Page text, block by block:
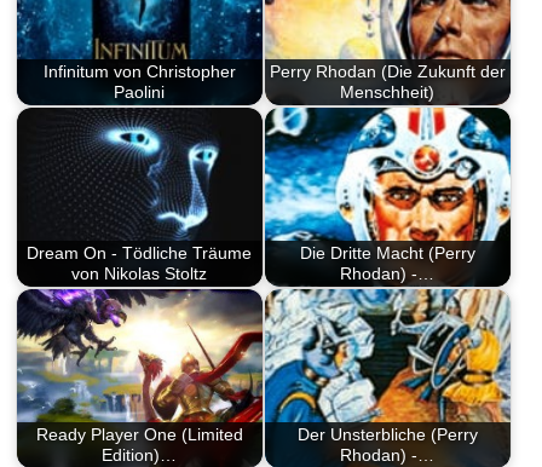
Infinitum von Christopher
Paolini
Perry Rhodan (Die Zukunft der
Menschheit)
Dream On - Tödliche Träume
von Nikolas Stoltz
Die Dritte Macht (Perry
Rhodan) -…
Ready Player One (Limited
Edition)…
Der Unsterbliche (Perry
Rhodan) -…